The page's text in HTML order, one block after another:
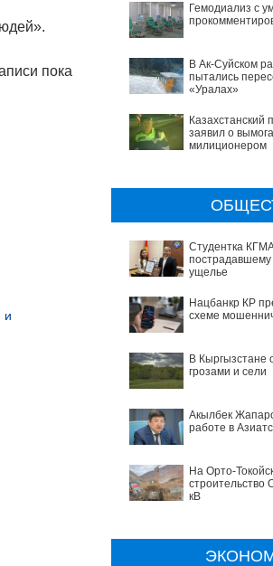
пока
и
Гемодиализ с
В Ак-Суйском
пытались
«Уралах»
Казахстанский
заявил о
милиционером
Студентка
ущелье
Нацбанкр КР
схеме
В Кыргызстане
грозами и сели
Акылбек
работе в
На Орто-
кВ